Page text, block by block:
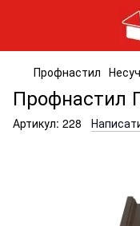
Профнастил
Профнастил
Артикул: 228